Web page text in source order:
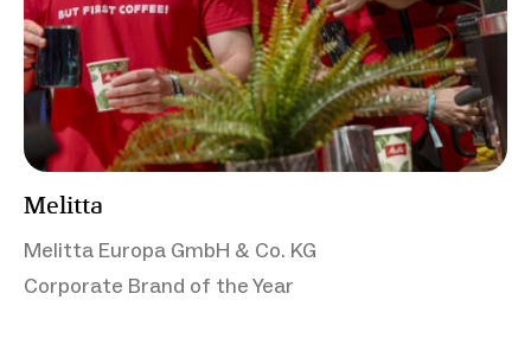
Melitta
Melitta Europa GmbH & Co. KG
Corporate Brand of the Year